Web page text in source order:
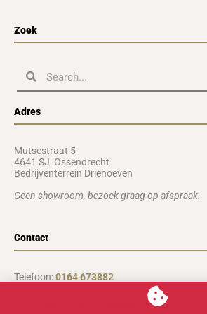
Zoek
ZoekenZoeken
Adres
Mutsestraat 5
4641 SJ Ossendrecht
Bedrijventerrein Driehoeven
Geen showroom, bezoek graag op afspraak.
Contact
Telefoon:0164 673882
info@vanvossenhoreca.nl